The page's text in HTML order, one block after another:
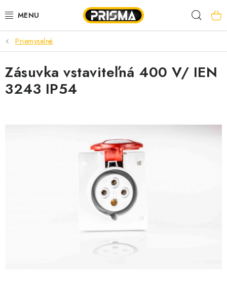
na
AKCIE
LED PÁSY
MODULÁRNE PRÍSTROJE
SVORKY, ROZBOČOVAČE A OSTATNÉ
Priemyselné
Zásuvka vstaviteľná 400 V/ IEN
3243 IP54